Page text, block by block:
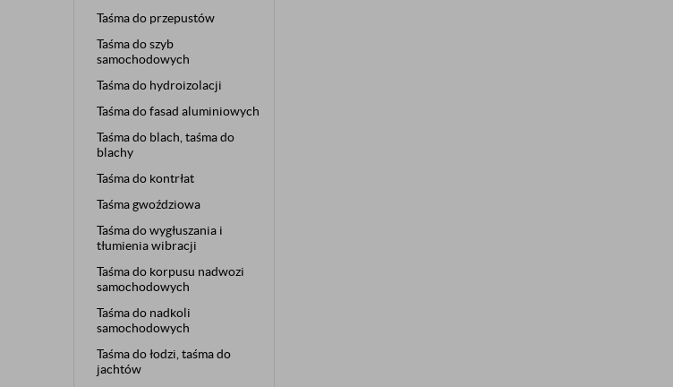
Taśma do przepustów
Taśma do szyb
samochodowych
Taśma do hydroizolacji
Taśma do fasad aluminiowych
Taśma do blach, taśma do
blachy
Taśma do kontrłat
Taśma gwoździowa
Taśma do wygłuszania i
tłumienia wibracji
Taśma do korpusu nadwozi
samochodowych
Taśma do nadkoli
samochodowych
Taśma do łodzi, taśma do
jachtów